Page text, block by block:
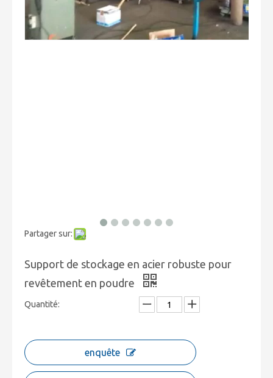
Partager sur:
Support de stockage en acier robuste pour
revêtement en poudre
Quantité:
enquête